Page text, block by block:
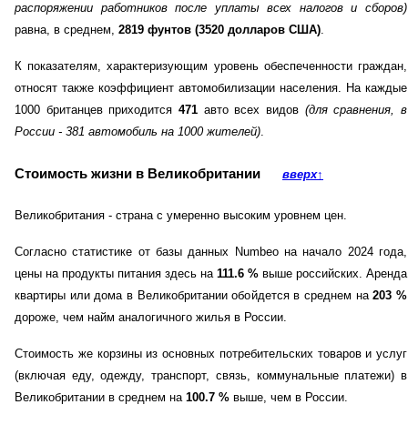
распоряжении работников после уплаты всех налогов и сборов)
равна, в среднем, 2819 фунтов (3520 долларов США).
К показателям, характеризующим уровень обеспеченности граждан,
относят также коэффициент автомобилизации населения. На каждые
1000 британцев приходится 471 авто всех видов (для сравнения, в
России - 381 автомобиль на 1000 жителей).
Стоимость жизни в Великобритании вверх↑
Великобритания - страна с умеренно высоким уровнем цен.
Согласно статистике от базы данных Numbeo на начало 2024 года,
цены на продукты питания здесь на 111.6 % выше российских. Аренда
квартиры или дома в Великобритании обойдется в среднем на203 %
дороже, чем найм аналогичного жилья в России.
Стоимость же корзины из основных потребительских товаров и услуг
(включая еду, одежду, транспорт, связь, коммунальные платежи) в
Великобритании в среднем на 100.7 % выше, чем в России.